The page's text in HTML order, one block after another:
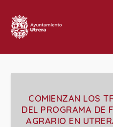
COMIENZAN LOS
DEL PROGRAMA DE
AGRARIO EN